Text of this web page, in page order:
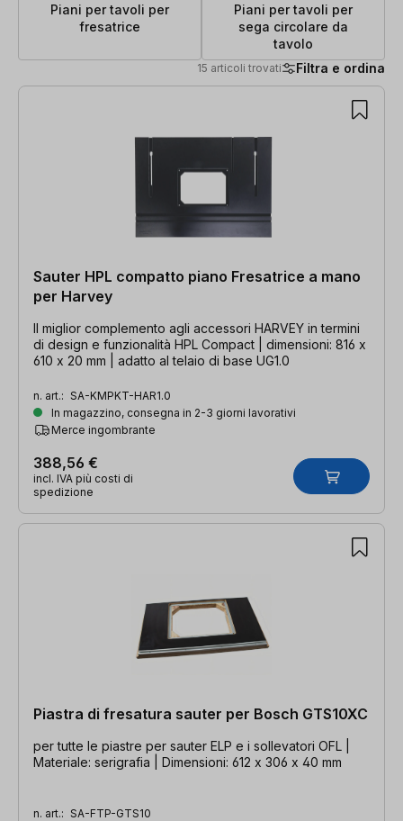
Piani per tavoli per
fresatrice
Piani per tavoli per
sega circolare da
tavolo
15 articoli trovati Filtra e ordina
15 articoli trovati
Sauter HPL compatto piano Fresatrice a mano
per Harvey
Il miglior complemento agli accessori HARVEY in termini
di design e funzionalità HPL Compact | dimensioni: 816 x
610 x 20 mm | adatto al telaio di base UG1.0
n. art.: SA-KMPKT-HAR1.0
In magazzino, consegna in 2-3 giorni lavorativi
Merce ingombrante
388,56 €
incl. IVA più costi di
spedizione
Piastra di fresatura sauter per Bosch GTS10XC
per tutte le piastre per sauter ELP e i sollevatori OFL |
Materiale: serigrafia | Dimensioni: 612 x 306 x 40 mm
n. art.: SA-FTP-GTS10